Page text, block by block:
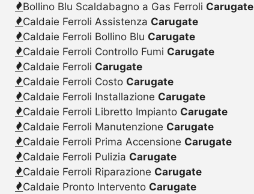
Bollino Blu Scaldabagno a Gas Ferroli Carugate
Caldaie Ferroli Assistenza Carugate
Caldaie Ferroli Bollino Blu Carugate
Caldaie Ferroli Controllo Fumi Carugate
Caldaie Ferroli Carugate
Caldaie Ferroli Costo Carugate
Caldaie Ferroli Installazione Carugate
Caldaie Ferroli Libretto Impianto Carugate
Caldaie Ferroli Manutenzione Carugate
Caldaie Ferroli Prima Accensione Carugate
Caldaie Ferroli Pulizia Carugate
Caldaie Ferroli Riparazione Carugate
Caldaie Pronto Intervento Carugate